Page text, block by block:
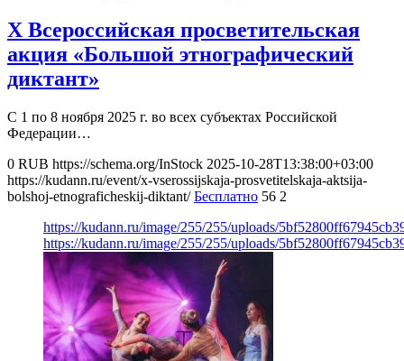
X Всероссийская просветительская
акция «Большой этнографический
диктант»
С 1 по 8 ноября 2025 г. во всех субъектах Российской
Федерации…
0 RUB https://schema.org/InStock 2025-10-28T13:38:00+03:00
https://kudann.ru/event/x-vserossijskaja-prosvetitelskaja-aktsija-
bolshoj-etnograficheskij-diktant/ Бесплатно 56 2
https://kudann.ru/image/255/255/uploads/
https://kudann.ru/image/255/255/uploads/